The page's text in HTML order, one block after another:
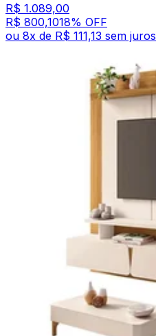
R$ 1.089,00
R$ 800,1018% OFF
ou 8x de R$ 111,13 sem juros